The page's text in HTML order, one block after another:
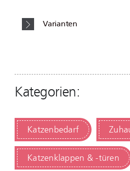
Varianten
Kategorien:
Katzenbedarf
Katzenklappen & -türen